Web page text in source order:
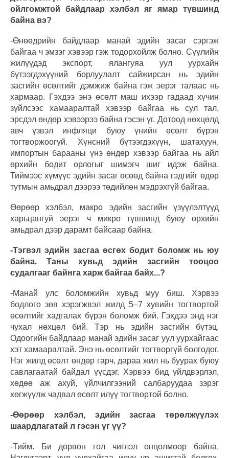
ойлгомжтой байдлаар хэлбэл яг ямар түвшинд
байна вэ?
-Өнөөдрийн байдлаар манай эдийн засаг сэргэж
байгаа ч эмзэг хэвээр гэж тодорхойлж болно. Сүүлийн
жилүүдэд экспорт, ялангуяа уул уурхайн
бүтээгдэхүүний борлуулалт сайжирсан нь эдийн
засгийн өсөлтийг дэмжиж байна гэж эерэг талаас нь
хармаар. Гэхдээ энэ өсөлт маш ихээр гадаад хүчин
зүйлсээс хамааралтай хэвээр байгаа нь сул тал,
эрсдэл өндөр хэвээрээ байна гэсэн үг. Дотоод нөхцөлд
авч үзвэл инфляци буюу үнийн өсөлт бүрэн
тогтворжоогүй. Хүнсний бүтээгдэхүүн, шатахуун,
импортын барааны үнэ өндөр хэвээр байгаа нь айл
өрхийн бодит орлогыг шимэгч шиг идэж байна.
Тиймээс хүмүүс эдийн засаг өсөөд байна гэдгийг өдөр
тутмын амьдрал дээрээ төдийлөн мэдрэхгүй байгаа.
Өөрөөр хэлбэл, макро эдийн засгийн үзүүлэлтүүд
харьцангуй эерэг ч микро түвшинд буюу өрхийн
амьдрал дээр дарамт байсаар байна.
-Тэгвэл эдийн засгаа өсгөх бодит боломж нь юу
байна. Таны хувьд эдийн засгийн тооцоо
судалгааг байнга харж байгаа байх...?
-Манай улс боломжийн хувьд муу биш. Хэрвээ
бодлого зөв хэрэгжвэл жилд 5–7 хувийн тогтвортой
өсөлтийг хадгалах бүрэн боломж бий. Гэхдээ энд нэг
чухал нөхцөл бий. Тэр нь эдийн засгийн бүтэц.
Одоогийн байдлаар манай эдийн засаг уул уурхайгаас
хэт хамааралтай. Энэ нь өсөлтийг тогтворгүй болгодог.
Нэг жилд өсөлт өндөр гарч, дараа жил нь буурах буюу
савлагаатай байдал үүсдэг. Хэрвээ бид үйлдвэрлэл,
хөдөө аж ахуй, үйлчилгээний салбаруудаа зэрэг
хөгжүүлж чадвал өсөлт илүү тогтвортой болно.
-Өөрөөр хэлбэл, эдийн засгаа төрөлжүүлэх
шаардлагатай л гэсэн үг үү?
-Тийм. Би дөрвөн гол чиглэл онцолмоор байна.